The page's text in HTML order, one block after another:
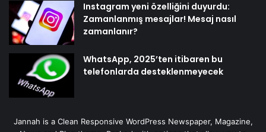
Instagram yeni özelliğini duyurdu:
Zamanlanmış mesajlar! Mesaj nasıl
zamanlanır?
WhatsApp, 2025’ten itibaren bu
telefonlarda desteklenmeyecek
Jannah is a Clean Responsive WordPress Newspaper, Magazine,